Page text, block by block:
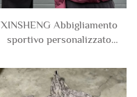
XINSHENG Abbigliamento
sportivo personalizzato
giacca antivento in nylon
con cerniera e cappuccio